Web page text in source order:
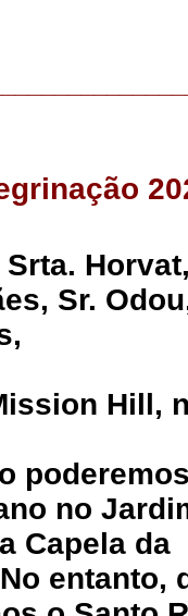
Srta.
Sr.
Hill,
no
Capela da
entanto,